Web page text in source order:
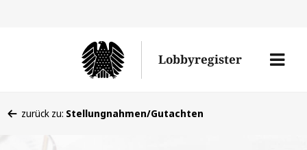
Lobbyregister
Menü
befinden
zurück zu: Stellungnahmen/Gutachten